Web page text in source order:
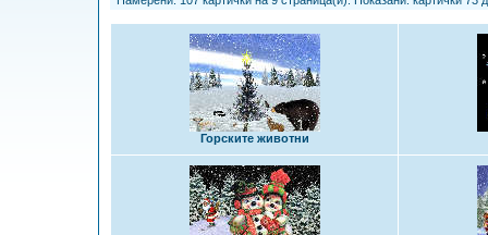
Горските животни